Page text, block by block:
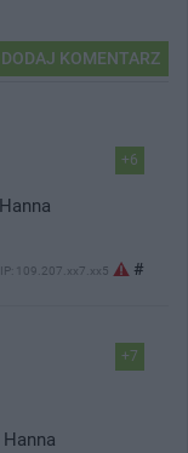
DODAJ KOMENTARZ
+6
IP: 109.207.xx7.xx5 #
+7